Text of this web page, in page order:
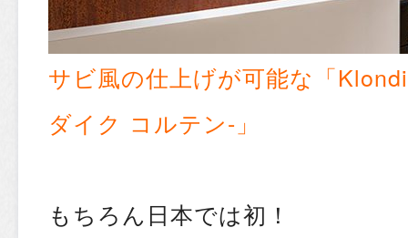
サビ風の仕上げが可能な「
ダイク コルテン-」
もちろん日本では初！